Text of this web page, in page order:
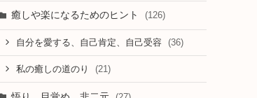
癒しや楽になるためのヒント (126)
自分を愛する、自己肯定、自己受容 (36)
私の癒しの道のり (21)